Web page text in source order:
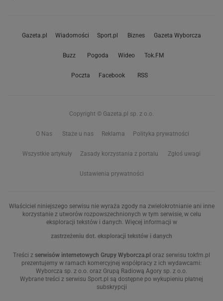
Gazeta.pl Wiadomości Sport.pl Biznes Gazeta Wyborcza
Buzz Pogoda Wideo Tok.FM
Poczta Facebook RSS
Copyright © Gazeta.pl sp. z o.o.
O Nas Staże u nas Reklama Polityka prywatności
Wszystkie artykuły Zasady korzystania z portalu Zgłoś uwagi
Ustawienia prywatności
Właściciel niniejszego serwisu nie wyraża zgody na zwielokrotnianie ani inne
korzystanie z utworów rozpowszechnionych w tym serwisie, w celu
eksploracji tekstów i danych. Więcej informacji w
zastrzeżeniu dot. eksploracji tekstów i danych
Treści z serwisów internetowych Grupy Wyborcza.pl oraz serwisu tokfm.pl
prezentujemy w ramach komercyjnej współpracy z ich wydawcami:
Wyborcza sp. z o.o. oraz Grupą Radiową Agory sp. z o.o.
Wybrane treści z serwisu Sport.pl są dostępne po wykupieniu płatnej
subskrypcji